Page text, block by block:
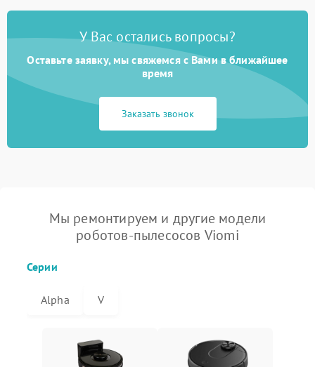
У Вас остались вопросы?
Оставьте заявку, мы свяжемся с Вами в ближайшее
время
Заказать звонок
Мы ремонтируем и другие модели
роботов-пылесосов Viomi
Серии
Alpha V